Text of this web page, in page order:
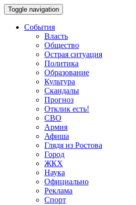
Toggle navigation
События
Власть
Общество
Острая ситуация
Политика
Образование
Культура
Скандалы
Прогноз
Отклик есть!
СВО
Армия
Афиша
Глядя из Ростова
Город
ЖКХ
Наука
Официально
Реклама
Спорт